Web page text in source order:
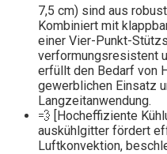
7,5 cm) sind aus
Kombiniert mit
einer Vier-Punkt-
verformungsresistent
erfüllt den Bedarf von
gewerblichen Einsatz
Langzeitanwendung.
💨 [Hocheffiziente
auskühlgitter​ fördert
Luftkonvektion,